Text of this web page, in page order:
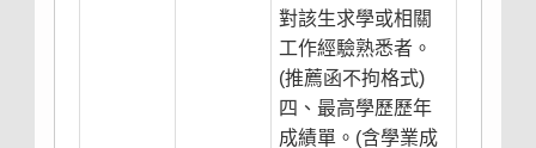
對該生求學或相關
工作經驗熟悉者。
(推薦函不拘格式)
四、最高學歷歷年
成績單。(含學業成